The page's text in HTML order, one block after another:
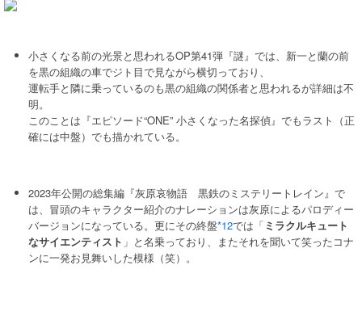
小さくなる前の光景と思われるOP第41弾『謎』では、新一と蘭の前
を黒の組織の車でジト目で見ながら横切っており、
運転手と隣に乗っているのも黒の組織の関係者と思われるが詳細は不
明。
このことは『エピソード“ONE” 小さくなった名探偵』でもラスト（正
確には中盤）でも描かれている。
2023年公開の総集編『灰原哀物語 黒鉄のミステリートレイン』で
は、冒頭のキャラクター紹介のナレーションは灰原によるパロディー
バージョンになっている。更にその終盤*12では「 ミラクルキュート
なサイエンティスト 」と名乗っており、またそれを聞いて笑ったコナ
ンに一発お見舞いした模様（笑）。